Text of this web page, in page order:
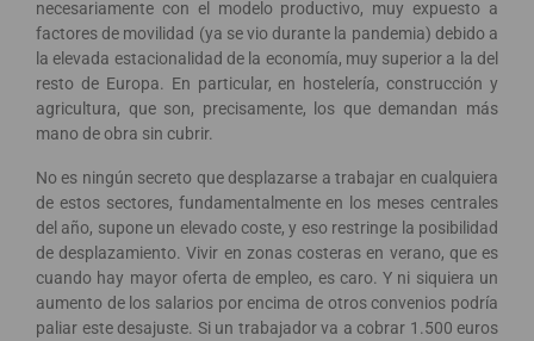
necesariamente con el modelo productivo, muy expuesto a
factores de movilidad (ya se vio durante la pandemia) debido a
la elevada estacionalidad de la economía, muy superior a la del
resto de Europa. En particular, en hostelería, construcción y
agricultura, que son, precisamente, los que demandan más
mano de obra sin cubrir.
No es ningún secreto que desplazarse a trabajar en cualquiera
de estos sectores, fundamentalmente en los meses centrales
del año, supone un elevado coste, y eso restringe la posibilidad
de desplazamiento. Vivir en zonas costeras en verano, que es
cuando hay mayor oferta de empleo, es caro. Y ni siquiera un
aumento de los salarios por encima de otros convenios podría
paliar este desajuste. Si un trabajador va a cobrar 1.500 euros